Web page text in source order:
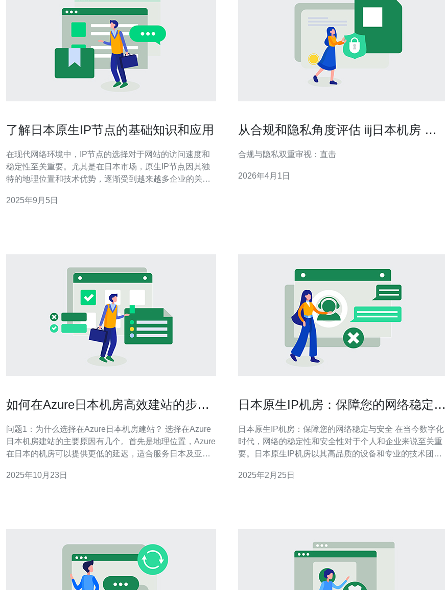
了解日本原生IP节点的基础知识和应用
在现代网络环境中，IP节点的选择对于网站的访问速度和
稳定性至关重要。尤其是在日本市场，原生IP节点因其独
特的地理位置和技术优势，逐渐受到越来越多企业的关
用，希望能够为您在选择服务器或VPS时提供一些有价值
2025年9月5日
从合规和隐私角度评估 iij日本机房 的
合规与隐私双重审视：直击
2026年4月1日
如何在Azure日本机房高效建站的步骤
问题1：为什么选择在Azure日本机房建站？ 选择在Azure
日本机房建站的主要原因有几个。首先是地理位置，Azure
在日本的机房可以提供更低的延迟，适合服务日本及亚太
持，使得在这里建站的可扩展性和安全性都得到了保障。
2025年10月23日
日本原生IP机房：保障您的网络稳定与
日本原生IP机房：保障您的网络稳定与安全 在当今数字化
时代，网络的稳定性和安全性对于个人和企业来说至关重
要。日本原生IP机房以其高品质的设备和专业的技术团
机房的优势和服务，帮助您了解并选择适合您需求的机
2025年2月25日